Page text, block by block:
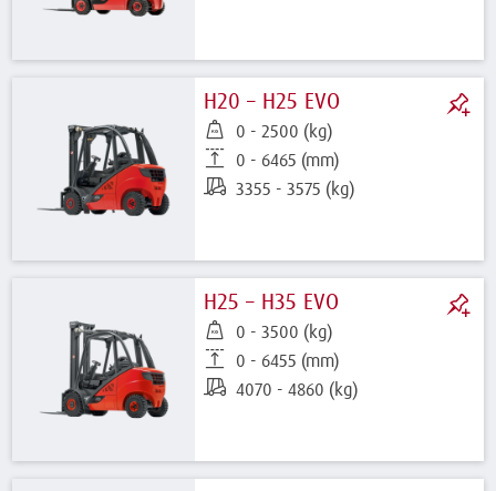
H20 – H25 EVO
0 - 2500 (kg)
0 - 6465 (mm)
3355 - 3575 (kg)
H25 – H35 EVO
0 - 3500 (kg)
0 - 6455 (mm)
4070 - 4860 (kg)